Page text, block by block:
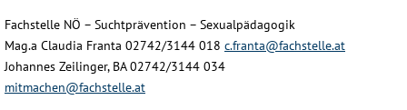
Fachstelle NÖ – Suchtprävention – Sexualpädagogik
Mag.a Claudia Franta 02742/3144 018 c.franta@fachstelle.at
Johannes Zeilinger, BA 02742/3144 034
mitmachen@fachstelle.at